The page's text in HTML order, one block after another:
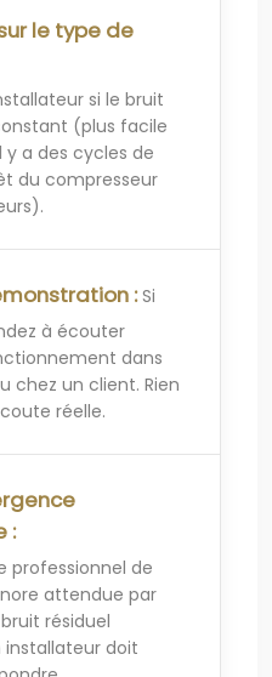
le type de
si le bruit
(plus facile
y a des cycles de
du compresseur
:Si
à écouter
dans
chez un client. Rien
réelle.
:
professionnel de
attendue par
résiduel
installateur doit